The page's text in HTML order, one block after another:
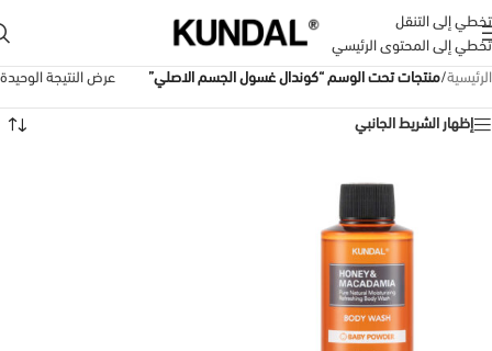
تخطي إلى التنقل
تخطي إلى المحتوى الرئيسي
الرئيسية/منتجات تحت الوسم “كوندال غسول الجسم الاصلي” عرض النتيجة الوحيدة
إظهار الشريط الجانبي